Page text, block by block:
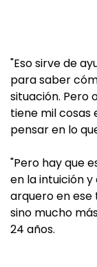
"Eso sirve de
para saber
situación. Pero
tiene mil cosas
pensar en lo
"Pero hay que
en la intuición
arquero en
sino mucho
24 años.